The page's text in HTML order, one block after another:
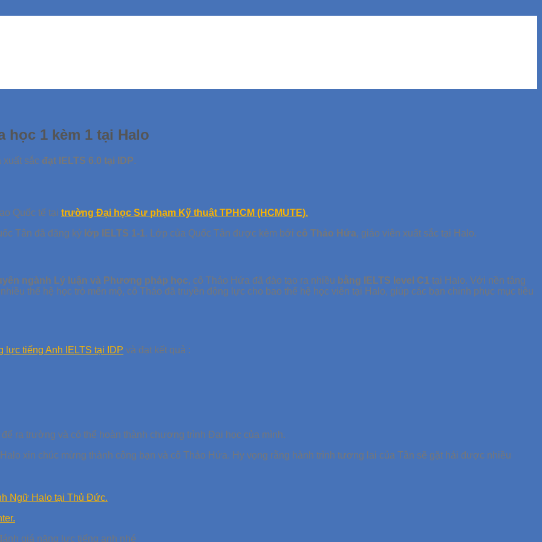
học 1 kèm 1 tại Halo
xuất sắc đạt IELTS 6.0 tại IDP.
Quốc tế tại trường Đại học Sư phạm Kỹ thuật TPHCM (HCMUTE).
Tân đã đăng ký lớp IELTS 1-1. Lớp của Quốc Tân được kèm bới cô Thảo Hứa, giáo viên xuất sắc tại Halo.
ngành Lý luận và Phương pháp học, cô Thảo Hứa đã đào tạo ra nhiều bằng IELTS level C1 tại Halo. Với nền tảng
thế hệ học trò mến mộ, cô Thảo đã truyền động lực cho bao thế hệ học viên tại Halo, giúp các bạn chinh phục mục tiêu
lực tiếng Anh IELTS tại IDP và đạt kết quả :
ra trường và có thể hoàn thành chương trình Đại học của mình.
xin chúc mừng thành công bạn và cô Thảo Hứa. Hy vọng rằng hành trình tương lai của Tân sẽ gặt hái được nhiều
Ngữ Halo tại Thủ Đức.
giá năng lực tiếng anh nhé